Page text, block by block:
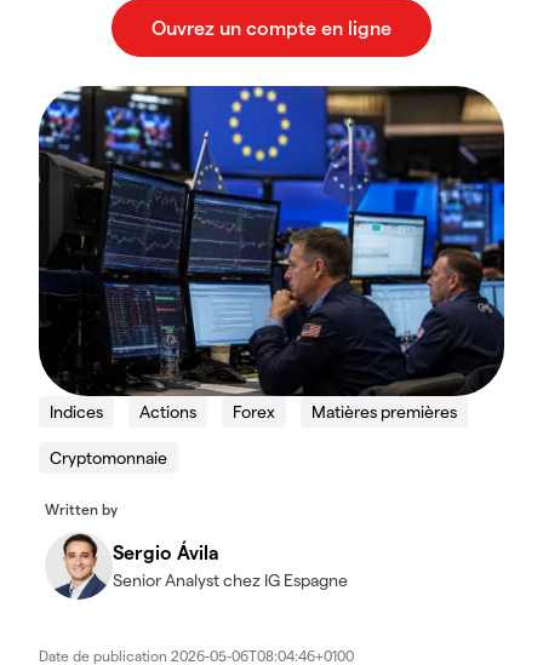
Indices Actions Forex Matières premières
Cryptomonnaie
Written by
Sergio Ávila
Senior Analyst chez IG Espagne
Date de publication 2026-05-06T08:04:46+0100